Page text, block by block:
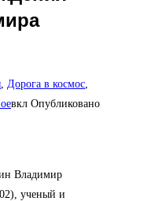
, Дорога в космос,
вкл Опубликовано
Владимир
ученый и